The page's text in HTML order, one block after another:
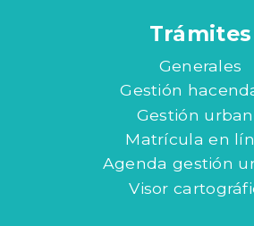
Trámites
Generales
Gestión
Gestión
Matrícula en
Agenda gestión
Visor